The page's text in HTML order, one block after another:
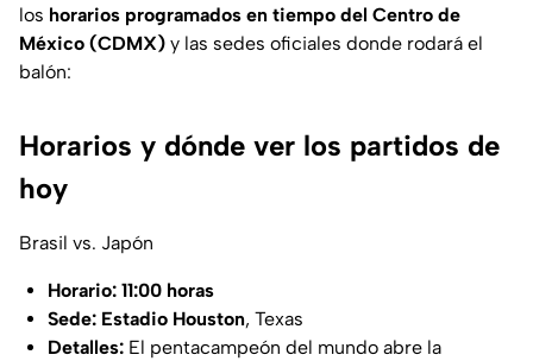
los horarios programados en tiempo del Centro de
México (CDMX) y las sedes oficiales donde rodará el
balón:
Horarios y dónde ver los partidos de
hoy
Brasil vs. Japón
Horario: 11:00 horas
Sede: Estadio Houston, Texas
Detalles: El pentacampeón del mundo abre la